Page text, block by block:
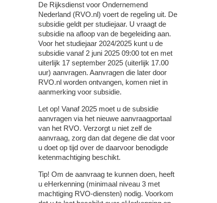
De Rijksdienst voor Ondernemend
Nederland (RVO.nl) voert de regeling uit. De
subsidie geldt per studiejaar. U vraagt de
subsidie na afloop van de begeleiding aan.
Voor het studiejaar 2024/2025 kunt u de
subsidie vanaf 2 juni 2025 09:00 tot en met
uiterlijk 17 september 2025 (uiterlijk 17.00
uur) aanvragen. Aanvragen die later door
RVO.nl worden ontvangen, komen niet in
aanmerking voor subsidie.
Let op! Vanaf 2025 moet u de subsidie
aanvragen via het nieuwe aanvraagportaal
van het RVO. Verzorgt u niet zelf de
aanvraag, zorg dan dat degene die dat voor
u doet op tijd over de daarvoor benodigde
ketenmachtiging beschikt.
Tip! Om de aanvraag te kunnen doen, heeft
u eHerkenning (minimaal niveau 3 met
machtiging RVO-diensten) nodig. Voorkom